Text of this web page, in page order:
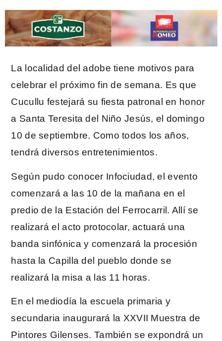
La localidad del adobe tiene motivos para
celebrar el próximo fin de semana. Es que
Cucullu festejará su fiesta patronal en honor
a Santa Teresita del Niño Jesús, el domingo
10 de septiembre. Como todos los años,
tendrá diversos entretenimientos.
Según pudo conocer Infociudad, el evento
comenzará a las 10 de la mañana en el
predio de la Estación del Ferrocarril. Allí se
realizará el acto protocolar, actuará una
banda sinfónica y comenzará la procesión
hasta la Capilla del pueblo donde se
realizará la misa a las 11 horas.
En el mediodía la escuela primaria y
secundaria inaugurará la XXVII Muestra de
Pintores Gilenses. También se expondrá un